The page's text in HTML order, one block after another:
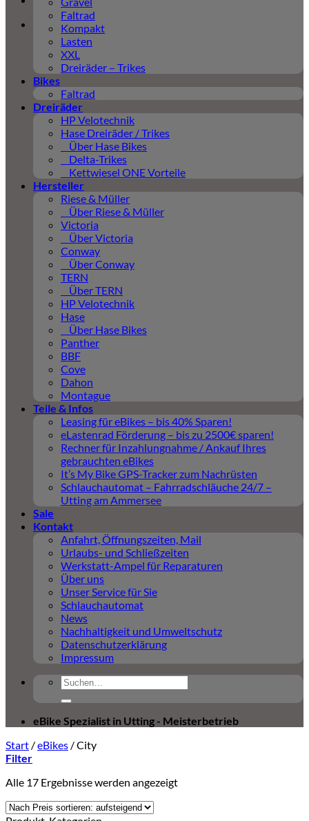
Faltrad
Kompakt
Lasten
XXL
Dreiräder – Trikes
Bikes
Faltrad
Dreiräder
HP Velotechnik
Hase Dreiräder / Trikes
Über Hase Bikes
Delta-Trikes
Kettwiesel ONE Vorteile
Hersteller
Riese & Müller
Über Riese & Müller
Victoria
Über Victoria
Conway
Über Conway
TERN
Über TERN
HP Velotechnik
Hase
Über Hase Bikes
Panther
BBF
Cove
Dahon
Montague
Teile & Infos
Leasing für eBikes – bis 40% Sparen!
eLastenrad Förderung – bis zu 2500€ sparen!
Rechner für Inzahlungnahme / Ankauf Ihres
gebrauchten eBikes
It’s My Bike GPS-Tracker zum Nachrüsten
Schlauchautomat – Fahrradschläuche 24/7 –
Utting am Ammersee
Sale
Kontakt
Anfahrt, Öffnungszeiten, Mail
Urlaubs- und Schließzeiten
Werkstatt-Ampel für Reparaturen
Über uns
Unser Service für Sie
Schlauchautomat
News
Nachhaltigkeit und Umweltschutz
Datenschutzerklärung
Impressum
Suchen
nach:
eBike Spezialist in Utting - Meisterbetrieb
Start /eBikes /City
Filter
Alle 17 Ergebnisse werden angezeigtNach